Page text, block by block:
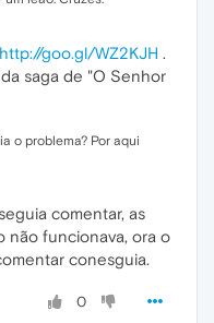
http://goo.gl/WZ2KJH .
saga de "O Senhor
o problema? Por aqui
comentar, as
não funcionava, ora o
conesguia.
0